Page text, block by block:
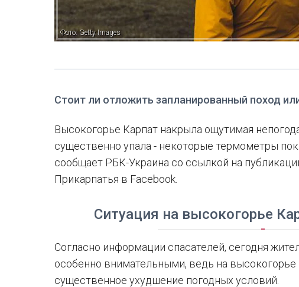
Фото: Getty Images
Стоит ли отложить запланированный поход
Высокогорье Карпат накрыла ощутимая
существенно упала - некоторые термометры
сообщает РБК-Украина со ссылкой на
Прикарпатья в Facebook.
Ситуация на высокогорье
Согласно информации спасателей, сегодня
особенно внимательными, ведь на высокогорье
существенное ухудшение погодных условий.